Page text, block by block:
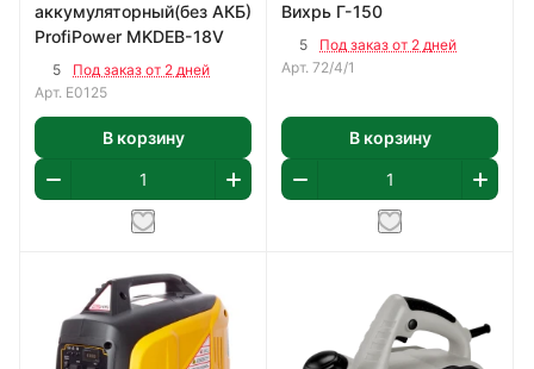
аккумуляторный(без АКБ)
ProfiPower MKDEB-18V
5
Под заказ от 2 дней
Арт. E0125
В корзину
Вихрь Г-150
5
Под заказ от 2 дней
Арт. 72/4/1
В корзину